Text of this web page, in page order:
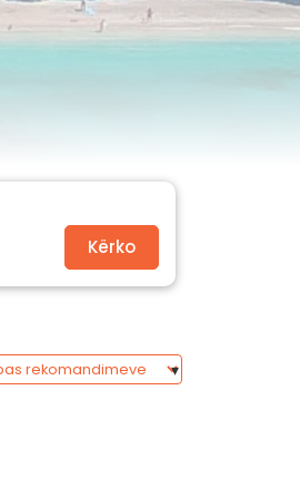
Kërko